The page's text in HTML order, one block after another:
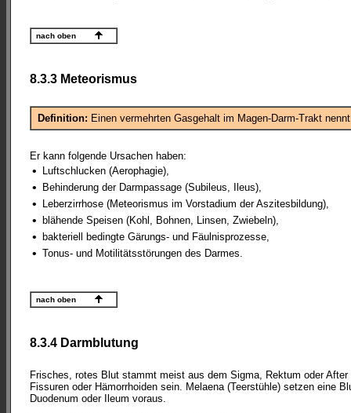
nach oben
8.3.3 Meteorismus
Definition: Einen vermehrten Gasgehalt im Magen-Darm-Trakt
Er kann folgende Ursachen haben:
• Luftschlucken (Aerophagie),
• Behinderung der Darmpassage (Subileus, Ileus),
• Leberzirrhose (Meteorismus im Vorstadium der Aszitesbildung),
• blähende Speisen (Kohl, Bohnen, Linsen, Zwiebeln),
• bakteriell bedingte Gärungs- und Fäulnisprozesse,
• Tonus- und Motilitätsstörungen des Darmes.
nach oben
8.3.4 Darmblutung
Frisches, rotes Blut stammt meist aus dem Sigma, Rektum oder
Fissuren oder Hämorrhoiden sein. Melaena (Teerstühle) setzen eine
Duodenum oder Ileum voraus.